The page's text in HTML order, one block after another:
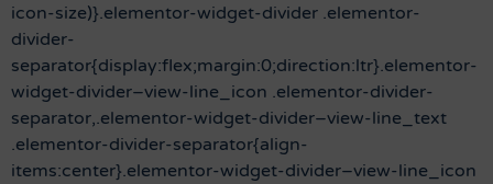
icon-size)}.elementor-widget-divider .elementor-
divider-
separator{display:flex;margin:0;direction:ltr}.elementor-
widget-divider–view-line_icon .elementor-divider-
separator,.elementor-widget-divider–view-line_text
.elementor-divider-separator{align-
items:center}.elementor-widget-divider–view-line_icon